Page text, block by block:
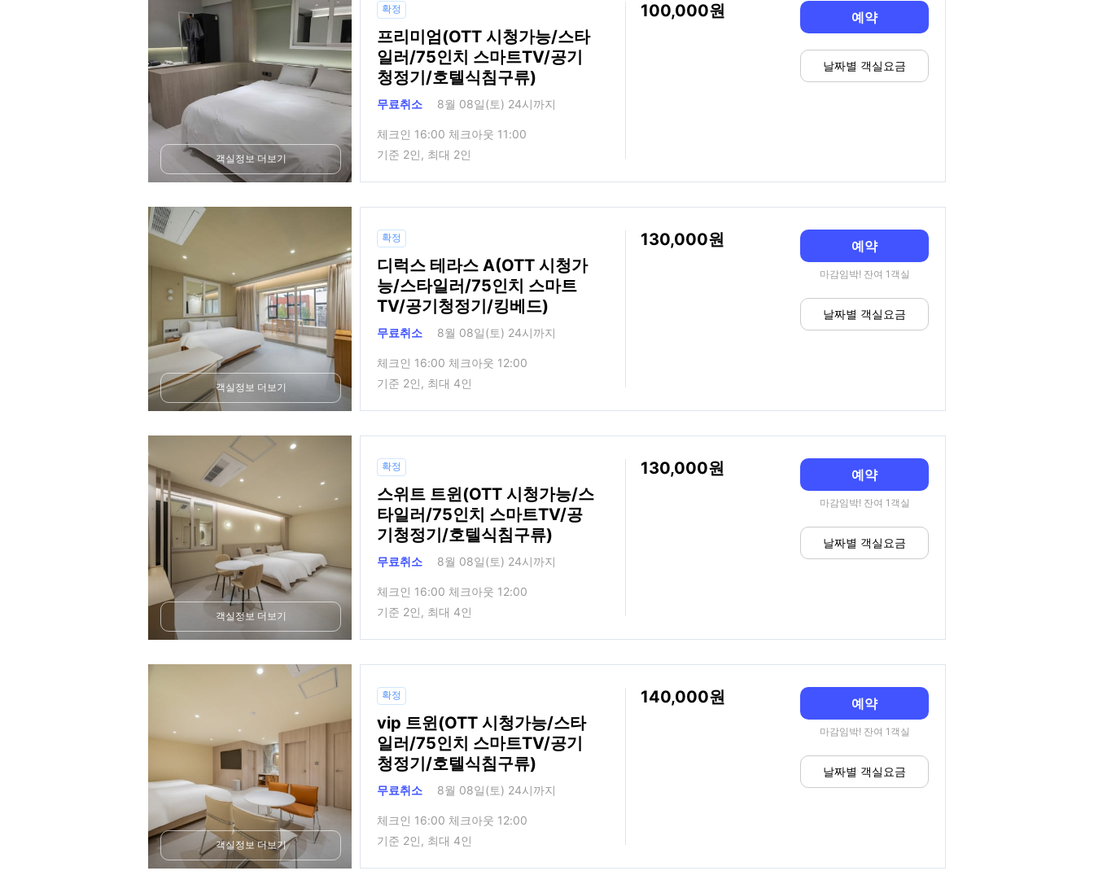
객실정보 더보기
확정
프리미엄(OTT 시청가능/스타
일러/75인치 스마트TV/공기
청정기/호텔식침구류)
무료취소 8월 08일(토) 24시까지
체크인 16:00 체크아웃 11:00
기준 2인, 최대 2인
100,000 예약
날짜별 객실요금
객실정보 더보기
확정
디럭스 테라스 A(OTT 시청가
능/스타일러/75인치 스마트
TV/공기청정기/킹베드)
무료취소 8월 08일(토) 24시까지
체크인 16:00 체크아웃 12:00
기준 2인, 최대 4인
130,000 예약
마감임박! 잔여 1객실
날짜별 객실요금
객실정보 더보기
확정
스위트 트윈(OTT 시청가능/스
타일러/75인치 스마트TV/공
기청정기/호텔식침구류)
무료취소 8월 08일(토) 24시까지
체크인 16:00 체크아웃 12:00
기준 2인, 최대 4인
130,000 예약
마감임박! 잔여 1객실
날짜별 객실요금
객실정보 더보기
확정
vip 트윈(OTT 시청가능/스타
일러/75인치 스마트TV/공기
청정기/호텔식침구류)
무료취소 8월 08일(토) 24시까지
체크인 16:00 체크아웃 12:00
기준 2인, 최대 4인
140,000 예약
마감임박! 잔여 1객실
날짜별 객실요금